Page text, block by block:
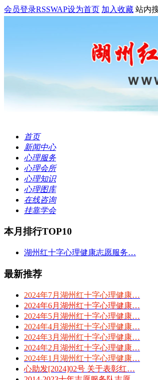
会员登录RSSWAP设为首页 加入收藏 站内
首页
新闻中心
心理服务
心理会所
心理知识
心理图库
在线咨询
挂靠学会
本月排行TOP10
湖州红十字心理健康志愿服务…
最新推荐
2024年7月湖州红十字心理健康…
2024年6月湖州红十字心理健康…
2024年5月湖州红十字心理健康…
2024年4月湖州红十字心理健康…
2024年3月湖州红十字心理健康…
2024年2月湖州红十字心理健康…
2024年1月湖州红十字心理健康…
心助发[2024]02号 关于表彰红…